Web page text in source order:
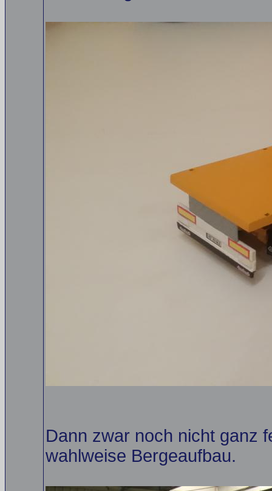
Dann zwar noch nicht ganz
wahlweise Bergeaufbau.